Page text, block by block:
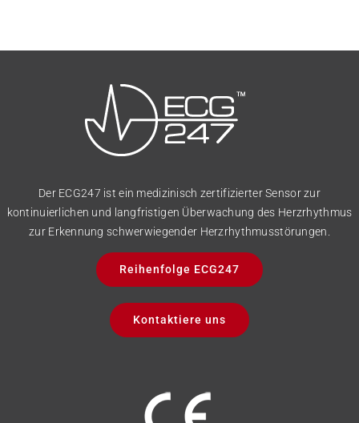
Der ECG247 ist ein medizinisch zertifizierter Sensor zur
kontinuierlichen und langfristigen Überwachung des Herzrhythmus
zur Erkennung schwerwiegender Herzrhythmusstörungen.
Reihenfolge ECG247
Kontaktiere uns